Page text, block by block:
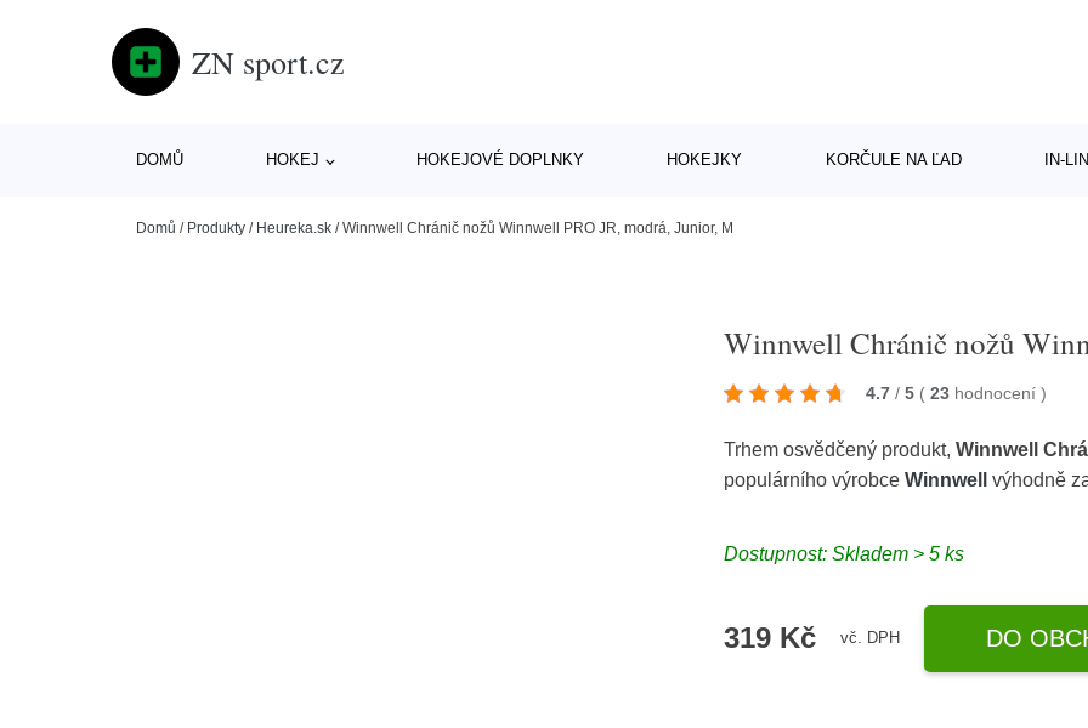
ZN sport.cz
DOMŮ HOKEJ HOKEJOVÉ DOPLNKY HOKEJKY KORČULE NA ĽAD IN-
Domů / Produkty / Heureka.sk /Winnwell Chránič nožů Winnwell PRO JR, modrá, Junior, M
Winnwell Chránič nožů
4.7 / 5 ( 23 hodnocení)
Trhem osvědčený produkt,Winnwell
populárního výrobceWinnwell výhodně
Dostupnost: Skladem > 5 ks
319 Kč vč. DPH DO